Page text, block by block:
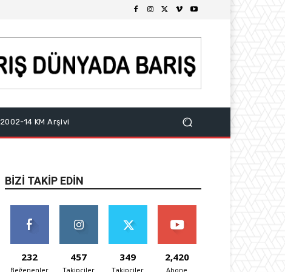
2002-14 KM Arşivi
BIZI TAKIP EDIN
232
Beğenenler
457
Takipçiler
349
Takipçiler
2,420
Abone